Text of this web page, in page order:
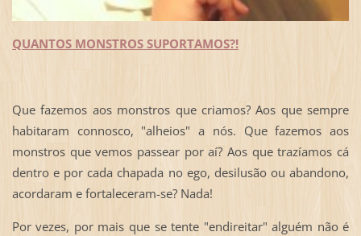
QUANTOS MONSTROS SUPORTAMOS?!
Que fazemos aos monstros que criamos? Aos que sempre
habitaram connosco, "alheios" a nós. Que fazemos aos
monstros que vemos passear por aí? Aos que trazíamos cá
dentro e por cada chapada no ego, desilusão ou abandono,
acordaram e fortaleceram-se? Nada!
Por vezes, por mais que se tente "endireitar" alguém não é